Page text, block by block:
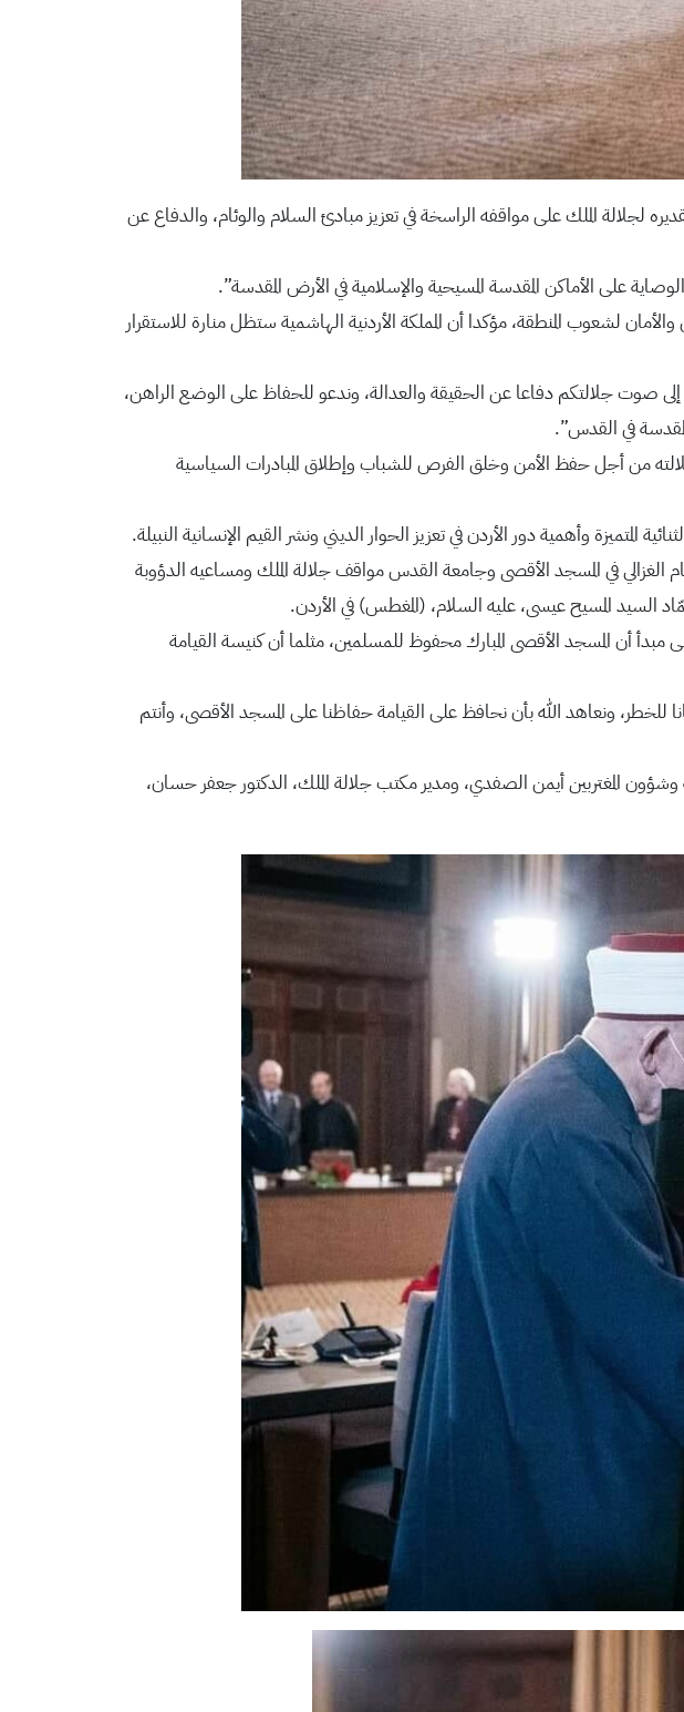
الملك على مواقفه الراسخة في تعزيز مبادئ السلام والوئام، والدفاع عن
على الأماكن المقدسة المسيحية والإسلامية في الأرض المقدسة”.
لشعوب المنطقة، مؤكدا أن المملكة الأردنية الهاشمية ستظل منارة للاستقرار
إلى صوت جلالتكم دفاعا عن الحقيقة والعدالة، وندعو للحفاظ على الوضع الراهن،
في القدس”.
من أجل حفظ الأمن وخلق الفرص للشباب وإطلاق المبادرات السياسية
المتميزة وأهمية دور الأردن في تعزيز الحوار الديني ونشر القيم الإنسانية النبيلة.
في المسجد الأقصى وجامعة القدس مواقف جلالة الملك ومساعيه الدؤوبة
السيد المسيح عيسى، عليه السلام، (المغطس) في الأردن.
أن المسجد الأقصى المبارك محفوظ للمسلمين، مثلما أن كنيسة القيامة
للخطر، ونعاهد الله بأن نحافظ على القيامة حفاظنا على المسجد الأقصى، وأنتم
المغتربين أيمن الصفدي، ومدير مكتب جلالة الملك، الدكتور جعفر حسان،